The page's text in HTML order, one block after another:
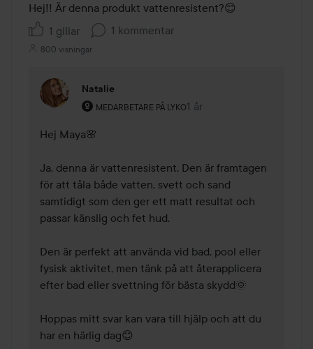
Hej!! Är denna produkt vattenresistent?😊
1 gillar
1 kommentar
800 visningar
Natalie
MEDARBETARE PÅ LYKO
Användarens roll: Medarbetare på Lyko.
1 år
Kommentaren lades 1 år
Hej Maya🌸
Ja, denna är vattenresistent. Den är framtagen
för att tåla både vatten, svett och sand
samtidigt som den ger ett matt resultat och
passar känslig och fet hud.
Den är perfekt att använda vid bad, pool eller
fysisk aktivitet, men tänk på att återapplicera
efter bad eller svettning för bästa skydd🌞
Hoppas mitt svar kan vara till hjälp och att du
har en härlig dag😊